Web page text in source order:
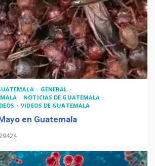
GENERAL
NOTICIAS DE GUATEMALA
VIDEOS DE GUATEMALA
en Guatemala